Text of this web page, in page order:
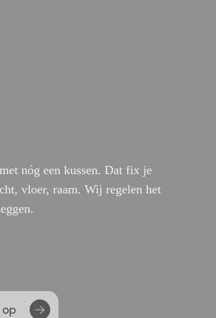
nóg een kussen. Dat fix je
vloer, raam. Wij regelen het